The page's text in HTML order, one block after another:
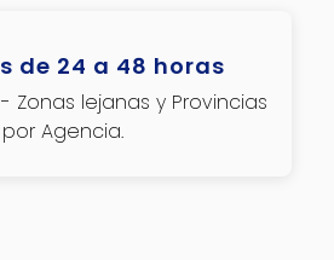
de 24 a 48 horas
Zonas lejanas y Provincias
por Agencia.